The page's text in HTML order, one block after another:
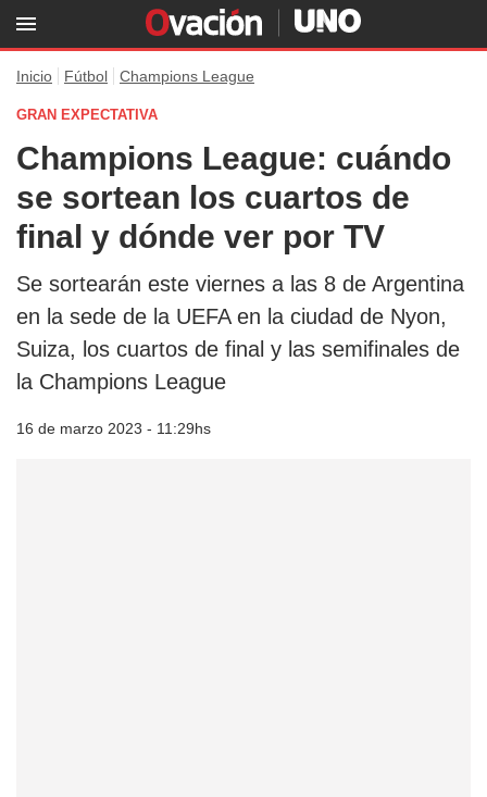
Inicio Fútbol Champions League
GRAN EXPECTATIVA
Champions League: cuándo
se sortean los cuartos de
final y dónde ver por TV
Se sortearán este viernes a las 8 de Argentina
en la sede de la UEFA en la ciudad de Nyon,
Suiza, los cuartos de final y las semifinales de
la Champions League
16 de marzo 2023 - 11:29hs